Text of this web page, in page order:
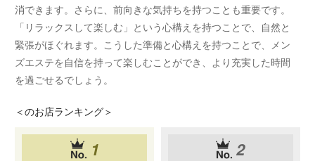
消できます。さらに、前向きな気持ちを持つことも重要です。
「リラックスして楽しむ」という心構えを持つことで、自然と
緊張がほぐれます。こうした準備と心構えを持つことで、メン
ズエステを自信を持って楽しむことができ、より充実した時間
を過ごせるでしょう。
＜のお店ランキング＞
1 2